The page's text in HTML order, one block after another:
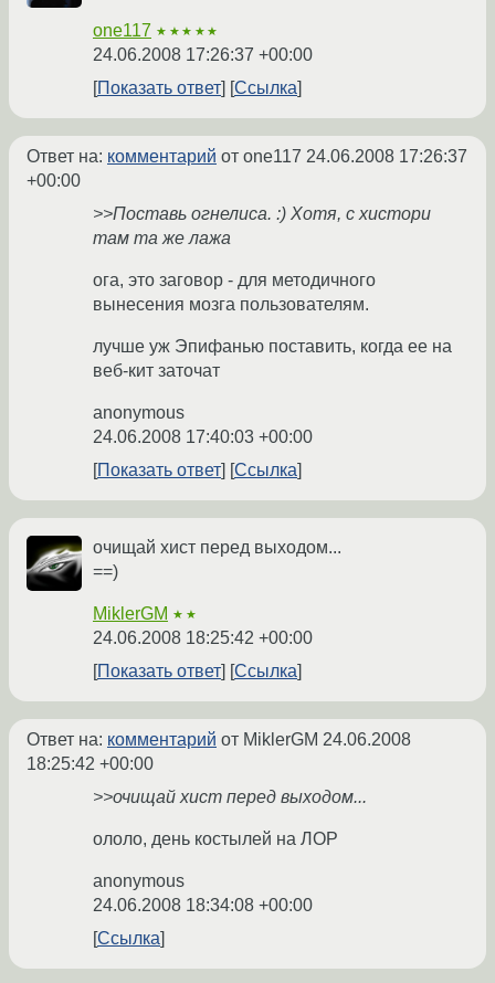
one117 ★★★★★
24.06.2008 17:26:37 +00:00
Показать ответ
Ссылка
Ответ на: комментарий от one117 24.06.2008 17:26:37
+00:00
>>Поставь огнелиса. :) Хотя, с хистори
там та же лажа
ога, это заговор - для методичного
вынесения мозга пользователям.
лучше уж Эпифанью поставить, когда ее на
веб-кит заточат
anonymous
24.06.2008 17:40:03 +00:00
Показать ответ
Ссылка
очищай хист перед выходом...
==)
MiklerGM ★★
24.06.2008 18:25:42 +00:00
Показать ответ
Ссылка
Ответ на: комментарий от MiklerGM 24.06.2008
18:25:42 +00:00
>>очищай хист перед выходом...
ололо, день костылей на ЛОР
anonymous
24.06.2008 18:34:08 +00:00
Ссылка